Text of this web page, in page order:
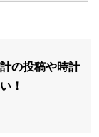
の投稿や時計
！